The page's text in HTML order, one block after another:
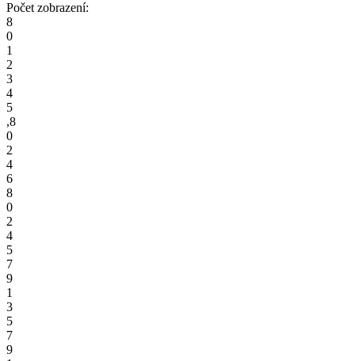
Počet zobrazení:
8
0
1
2
3
4
5
,8
0
2
4
6
8
0
2
4
5
7
9
1
3
5
7
9